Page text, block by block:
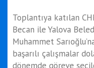
Toplantıya katılan
Becan ile Yalova
Muhammet
başarılı çalışmalar
dönemde göreve